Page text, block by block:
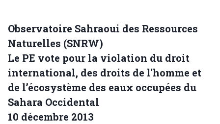
Observatoire Sahraoui des Ressources
Naturelles (SNRW)
Le PE vote pour la violation du droit
international, des droits de l'homme et
de l’écosystème des eaux occupées du
Sahara Occidental
10 décembre 2013